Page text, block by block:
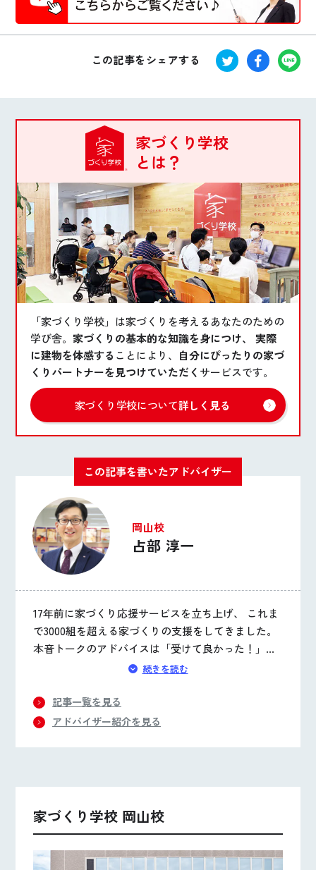
この記事をシェアする
家づくり学校
とは？
「家づくり学校」は家づくりを考えるあなたのための
学び舎。 家づくりの基本的な知識を身につけ、 実際
に建物を体感する ことにより、 自分にぴったりの家づ
くりパートナーを見つけていただく サービスです。
家づくり学校について詳しく見る
この記事を書いたアドバイザー
岡山校
占部 淳一
17年前に家づくり応援サービスを立ち上げ、 これま
で3000組を超える家づくりの支援をしてきました。
本音トークのアドバイスは「受けて良かった！」と
お喜びの声をいただいています。家を建てたい方々
たネットワークを駆使し、 家づくりを考える皆さん
の本当に知りたいことをストレートにお伝えしま
続きを読む
記事一覧を見る
アドバイザー紹介を見る
家づくり学校 岡山校